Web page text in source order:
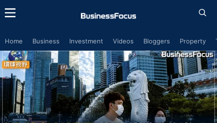
Home Business Investment Videos Bloggers Property